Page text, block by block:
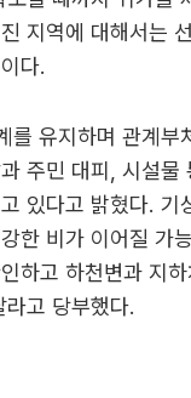
지역에 대해서는
다.
를 유지하며 관계부
주민 대피, 시설물
있다고 밝혔다. 기
한 비가 이어질 가
하고 하천변과 지
고 당부했다.